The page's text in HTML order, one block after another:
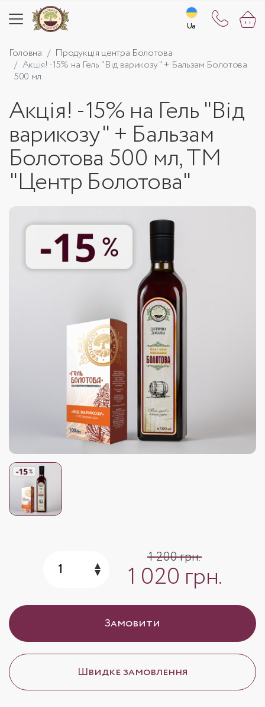
Ua
Ua
Головна
Продукція центра Болотова
Акція! -15% на Гель "Від варикозу" + Бальзам Болотова
500 мл
Акція! -15% на Гель "Від
варикозу" + Бальзам
Болотова 500 мл, ТМ
"Центр Болотова"
1 200 грн.
1 020 грн.
Замовити
Швидке замовлення